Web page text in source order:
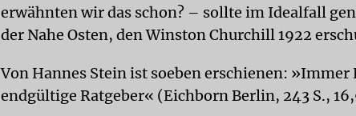
erwähnten wir das schon? – sollte im Idealfall
der Nahe Osten, den Winston Churchill 1922
Von Hannes Stein ist soeben erschienen: »Immer
endgültige Ratgeber« (Eichborn Berlin, 243 S.,